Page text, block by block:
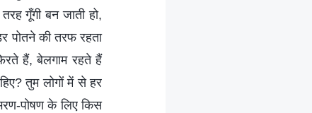
गूँगी बन जाती हो,
पोतने की तरफ रहता
हैं, बेलगाम रहते हैं
तुम लोगों में से हर
पोषण के लिए किस